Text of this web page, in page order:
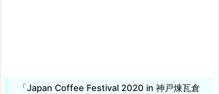
「Japan Coffee Festival 2020 in 神戸煉瓦倉